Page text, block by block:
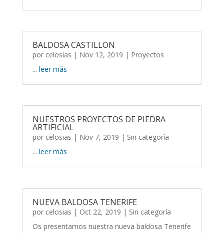
BALDOSA CASTILLON
por celosias | Nov 12, 2019 | Proyectos
... leer más
NUESTROS PROYECTOS DE PIEDRA
ARTIFICIAL
por celosias | Nov 7, 2019 | Sin categoría
... leer más
NUEVA BALDOSA TENERIFE
por celosias | Oct 22, 2019 | Sin categoría
Os presentamos nuestra nueva baldosa Tenerife